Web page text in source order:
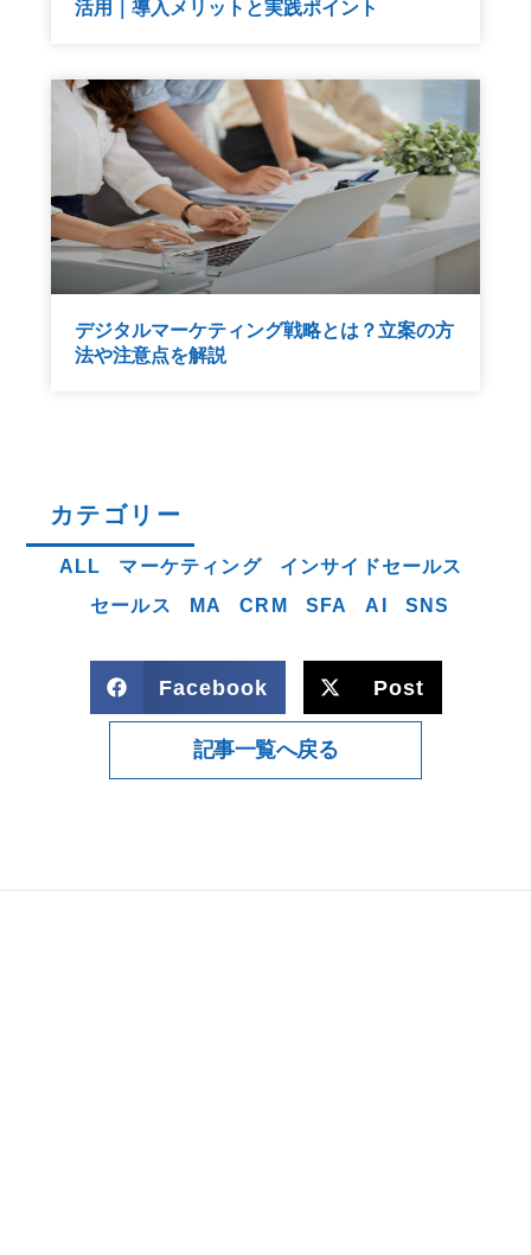
活用｜導入メリットと実践ポイント
デジタルマーケティング戦略とは？立案の方
法や注意点を解説
カテゴリー
ALL マーケティング
インサイドセールス
セールス
MA CRM SFA AI SNS
Facebook Post
記事一覧へ戻る